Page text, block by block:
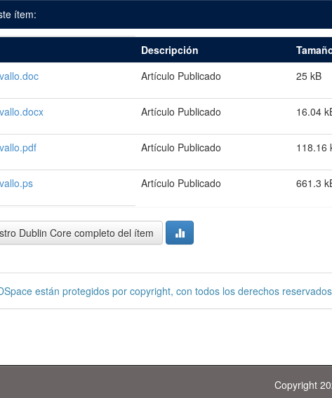
ítem:
Descripción
Artículo Publicado 25 kB
Artículo Publicado 16.04
Artículo Publicado 118.16
Artículo Publicado 661.3
Dublin Core completo del ítem
están protegidos por copyright, con todos los derechos
Copyright